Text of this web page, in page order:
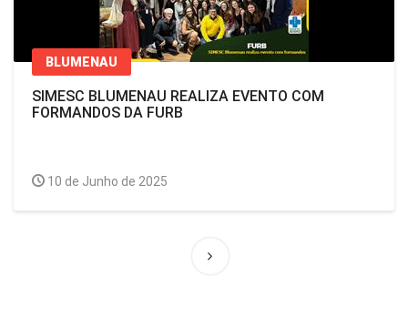
BLUMENAU
SIMESC BLUMENAU REALIZA EVENTO COM
FORMANDOS DA FURB
10 de Junho de 2025